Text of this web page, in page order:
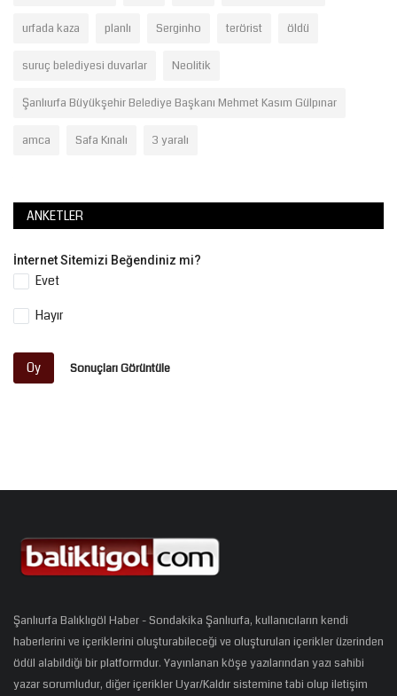
urfada kaza planlı Serginho terörist öldü
suruç belediyesi duvarlar Neolitik
Şanlıurfa Büyükşehir Belediye Başkanı Mehmet Kasım Gülpınar
amca Safa Kınalı 3 yaralı
ANKETLER
İnternet Sitemizi Beğendiniz mi?
Evet
Hayır
Oy Sonuçları Görüntüle
Şanlıurfa Balıklıgöl Haber - Sondakika Şanlıurfa, kullanıcıların kendi
haberlerini ve içeriklerini oluşturabileceği ve oluşturulan içerikler üzerinden
ödül alabildiği bir platformdur. Yayınlanan köşe yazılarından yazı sahibi
yazar sorumludur, diğer içerikler Uyar/Kaldır sistemine tabi olup iletişim